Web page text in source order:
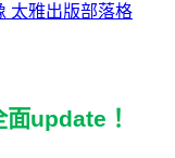
太雅出版部落格
面update ！